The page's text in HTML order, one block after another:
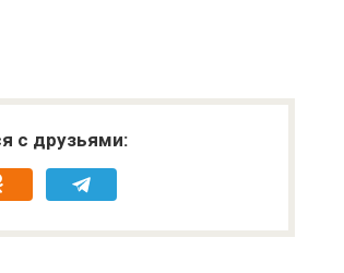
с друзьями: